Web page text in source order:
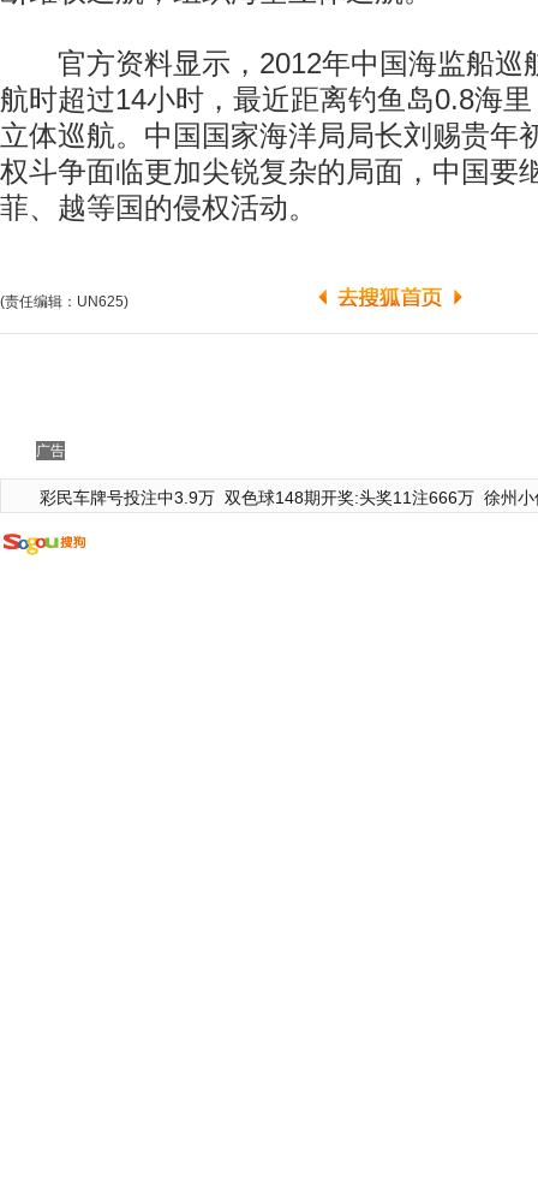
官方资料显示，2012年中国海监船巡
航时超过14小时，最近距离钓鱼岛0.8海
立体巡航。中国国家海洋局局长刘赐贵年
权斗争面临更加尖锐复杂的局面，中国要
菲、越等国的侵权活动。
(责任编辑：UN625)
广告
彩民车牌号投注中3.9万 双色球148期开奖:头奖11注666万 徐州